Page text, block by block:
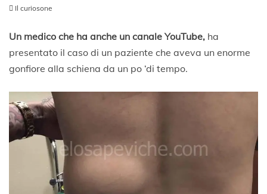
G
n
n
i
o
2
0
2
Il curiosone
Un medico che ha anche un canale YouTube, ha
presentato il caso di un paziente che aveva un enorme
gonfiore alla schiena da un po ‘di tempo.